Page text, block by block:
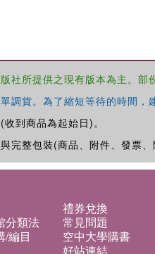
所提供之現有版本為主。部
貨。為了縮短等待的時間
(收到商品為起始日)。
整包裝(商品、附件、發票、
禮券兌換
分類法 常見問題
/編目 空中大學購書
好站連結